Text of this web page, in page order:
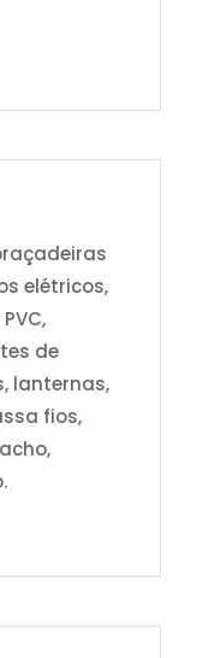
elétricos,
de
lanternas,
fios,